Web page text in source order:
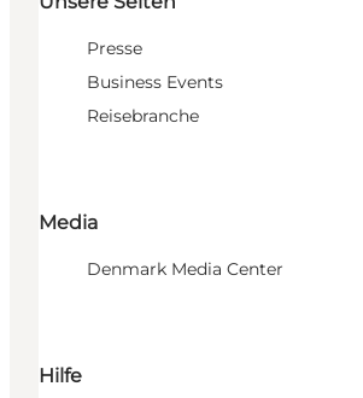
Presse
Business Events
Reisebranche
Media
Denmark Media Center
Hilfe